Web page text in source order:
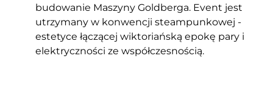
budowanie Maszyny Goldberga. Event jest
utrzymany w konwencji steampunkowej -
estetyce łączącej wiktoriańską epokę pary i
elektryczności ze współczesnością.